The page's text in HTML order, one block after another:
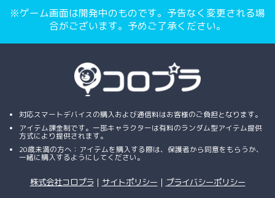
※ゲーム画面は開発中のものです。予告なく変更される場
合がございます。予めご了承ください。
対応スマートデバイスの購入および通信料はお客様のご負担となります。
アイテム課金制です。一部キャラクターは有料のランダム型アイテム提供
方式により提供されます。
20歳未満の方へ：アイテムを購入する際は、保護者から同意をもらうか、
一緒に購入するようにしてください。
株式会社コロプラ ｜ サイトポリシー ｜ プライバシーポリシー